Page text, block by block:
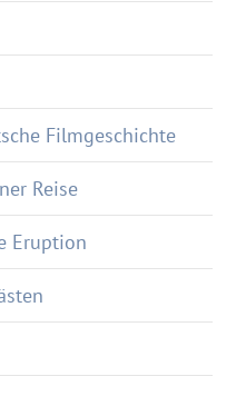
Filmgeschichte
Reise
Eruption